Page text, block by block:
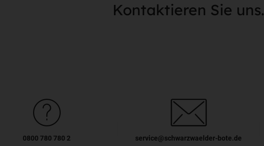
Kontaktieren Sie uns.
0800 780 780 2
service@schwarzwaelder-bote.de